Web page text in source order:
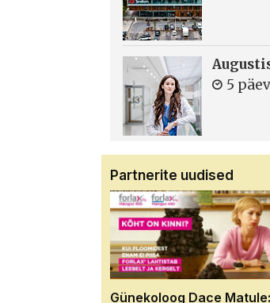
5
Partnerite uudised
Günekoloog Dace Matule: